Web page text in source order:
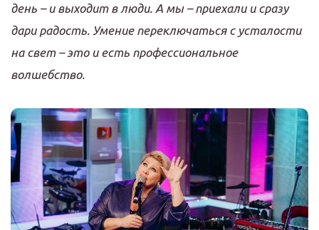
день – и выходит в люди. А мы–приехали и сразу
дари радость. Умение переключаться с усталости
на свет–это и есть профессиональное
волшебство.